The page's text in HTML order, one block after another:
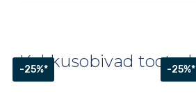
Kokkusobivad tooted
-25%* -25%*